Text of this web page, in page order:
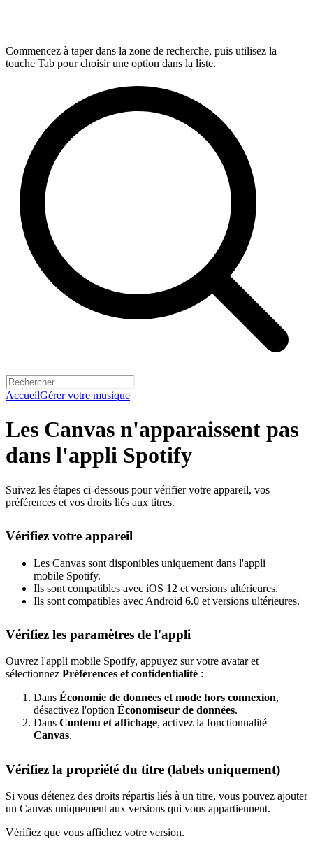
Commencez à taper dans la zone de recherche, puis utilisez la
touche Tab pour choisir une option dans la liste.
AccueilGérer votre musique
Les Canvas n'apparaissent pas
dans l'appli Spotify
Suivez les étapes ci-dessous pour vérifier votre appareil, vos
préférences et vos droits liés aux titres.
Vérifiez votre appareil
Les Canvas sont disponibles uniquement dans l'appli
mobile Spotify.
Ils sont compatibles avec iOS 12 et versions ultérieures.
Ils sont compatibles avec Android 6.0 et versions ultérieures.
Vérifiez les paramètres de l'appli
Ouvrez l'appli mobile Spotify, appuyez sur votre avatar et
sélectionnez Préférences et confidentialité :
Dans Économie de données et mode hors connexion,
désactivez l'option Économiseur de données.
Dans Contenu et affichage, activez la fonctionnalité
Canvas.
Vérifiez la propriété du titre (labels uniquement)
Si vous détenez des droits répartis liés à un titre, vous pouvez ajouter
un Canvas uniquement aux versions qui vous appartiennent.
Vérifiez que vous affichez votre version.